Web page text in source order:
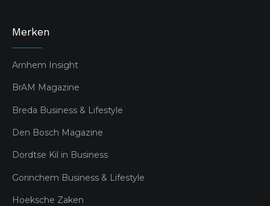
Merken
Arnhem Insight
BrAM Magazine
Breda Business & Lifestyle
Den Bosch Magazine
Dordtse Kil in Business
Gorinchem Business & Lifestyle
Hoeksche Zaken